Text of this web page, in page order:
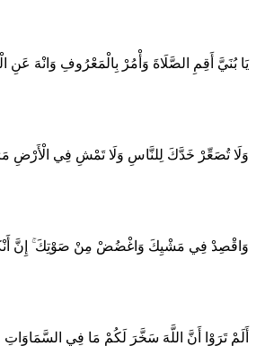
يَا بُنَيَّ أَقِمِ الصَّلَاةَ وَأْمُرْ بِالْمَعْرُوفِ وَانْهَ
وَلَا تُصَعِّرْ خَدَّكَ لِلنَّاسِ وَلَا تَمْشِ فِي الْأَرْضِ
وَاقْصِدْ فِي مَشْيِكَ وَاغْضُضْ مِنْ صَوْتِكَ ۚ إِنَّ
أَلَمْ تَرَوْا أَنَّ اللَّهَ سَخَّرَ لَكُمْ مَا فِي